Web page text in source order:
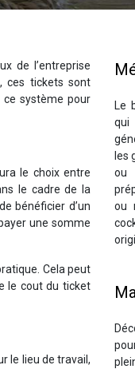
de l’entreprise
ces tickets sont
ce système pour
le choix entre
le cadre de la
bénéficier d’un
une somme
Cela peut
le cout du ticket
le lieu de travail,
Le
qui
les
ou
ou